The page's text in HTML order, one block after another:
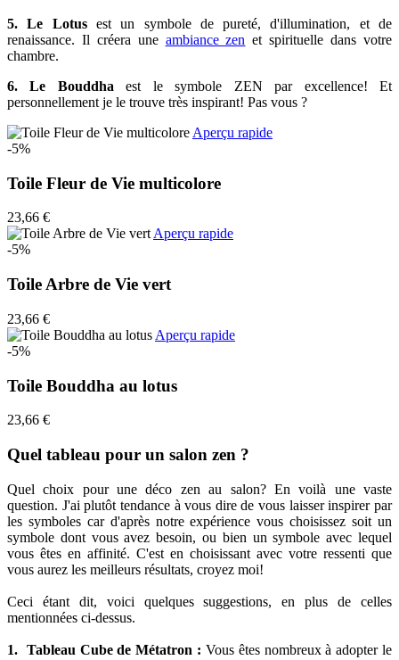
5. Le Lotusest un symbole de pureté, d'illumination, et de
renaissance. Il créera une ambiance zen et spirituelle dans votre
chambre.
6. Le Bouddhaest le symbole ZEN par excellence! Et
personnellement je le trouve très inspirant! Pas vous ?
Aperçu rapide
-5%
Toile Fleur de Vie multicolore
23,66 €
Aperçu rapide
-5%
Toile Arbre de Vie vert
23,66 €
Aperçu rapide
-5%
Toile Bouddha au lotus
23,66 €
Quel tableau pour un salon zen ?
Quel choix pour une déco zen au salon? En voilà une vaste
question. J'ai plutôt tendance à vous dire de vous laisser inspirer par
les symboles car d'après notre expérience vous choisissez soit un
symbole dont vous avez besoin, ou bien un symbole avec lequel
vous êtes en affinité. C'est en choisissant avec votre ressenti que
vous aurez les meilleurs résultats, croyez moi!
Ceci étant dit, voici quelques suggestions, en plus de celles
mentionnées ci-dessus.
1. Tableau Cube de Métatron : Vous êtes nombreux à adopter le